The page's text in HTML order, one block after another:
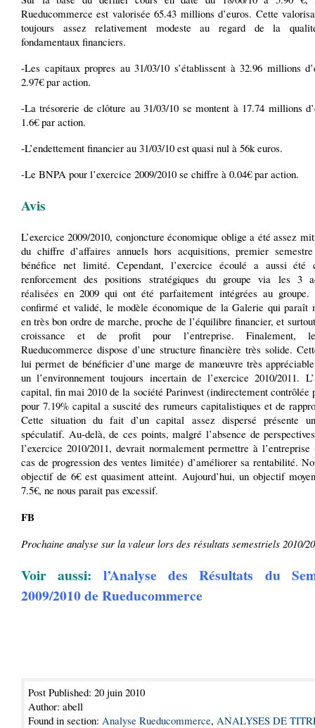
Rueducommerce est valorisée 65.43 millions d’euros. Cette
toujours assez relativement modeste au regard de la
fondamentaux financiers.
-Les capitaux propres au 31/03/10 s’établissent à 32.96 millions
2.97€ par action.
-La trésorerie de clôture au 31/03/10 se montent à 17.74 millions
1.6€ par action.
-L’endettement financier au 31/03/10 est quasi nul à 56k euros.
-Le BNPA pour l’exercice 2009/2010 se chiffre à 0.04€ par action.
Avis
L’exercice 2009/2010, conjoncture économique oblige a été assez
du chiffre d’affaires annuels hors acquisitions, premier
bénéfice net limité. Cependant, l’exercice écoulé a aussi été
renforcement des positions stratégiques du groupe via les 3
réalisées en 2009 qui ont été parfaitement intégrées au
confirmé et validé, le modèle économique de la Galerie qui paraît
en très bon ordre de marche, proche de l’équilibre financier, et
croissance et de profit pour l’entreprise. Finalement,
Rueducommerce dispose d’une structure financière très solide.
lui permet de bénéficier d’une marge de manœuvre très
un l’environnement toujours incertain de l’exercice 2010/2011.
capital, fin mai 2010 de la société Parinvest (indirectement contrôlée
pour 7.19% capital a suscité des rumeurs capitalistiques et de
Cette situation du fait d’un capital assez dispersé présente
spéculatif. Au-delà, de ces points, malgré l’absence de
l’exercice 2010/2011, devrait normalement permettre à
cas de progression des ventes limitée) d’améliorer sa rentabilité.
objectif de 6€ est quasiment atteint. Aujourd’hui, un objectif
7.5€, ne nous parait pas excessif.
FB
Prochaine analyse sur la valeur lors des résultats semestriels 2010/
Voir aussi: l’Analyse des Résultats du
2009/2010 de Rueducommerce
Post Published: 20 juin 2010
Author: abell
Found in section: Analyse Rueducommerce, ANALYSES DE